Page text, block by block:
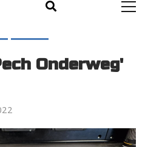
Onderweg'